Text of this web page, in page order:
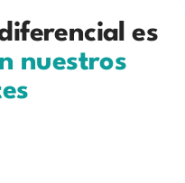
es
nuestros